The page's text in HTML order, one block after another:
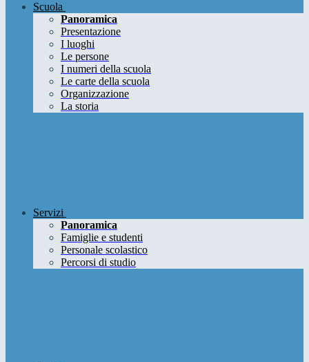
Scuola
Panoramica
Presentazione
I luoghi
Le persone
I numeri della scuola
Le carte della scuola
Organizzazione
La storia
Servizi
Panoramica
Famiglie e studenti
Personale scolastico
Percorsi di studio